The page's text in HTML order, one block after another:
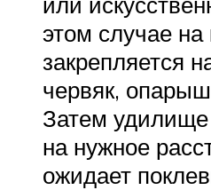
этом случае на
закрепляется
червяк,
Затем
на нужное
ожидает